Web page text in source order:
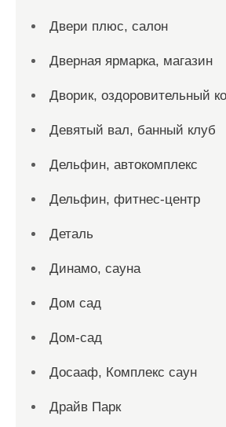
Двери плюс, салон
Дверная ярмарка, магазин
Дворик, оздоровительный
Девятый вал, банный клуб
Дельфин, автокомплекс
Дельфин, фитнес-центр
Деталь
Динамо, сауна
Дом сад
Дом-сад
Досааф, Комплекс саун
Драйв Парк